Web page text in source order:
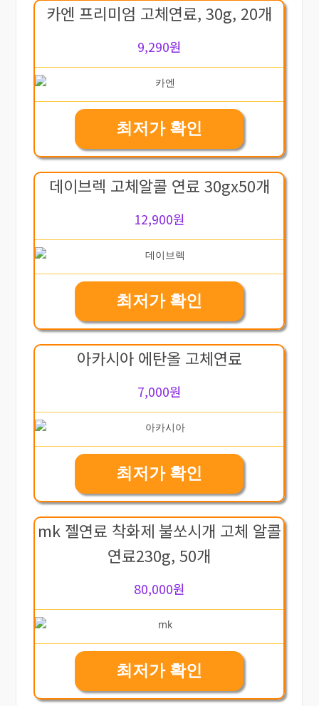
카엔 프리미엄 고체연료, 30g, 20개
9,290원
최저가 확인
데이브렉 고체알콜 연료 30gx50개
12,900원
최저가 확인
아카시아 에탄올 고체연료
7,000원
최저가 확인
mk 젤연료 착화제 불쏘시개 고체 알콜
연료230g, 50개
80,000원
최저가 확인